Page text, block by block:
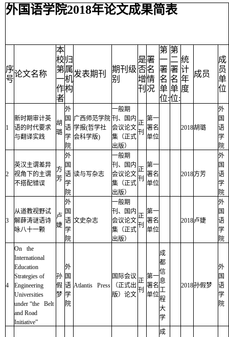
外国语学院2018年论文成果简表
序
号
论文名称
本
校
第
一
作
者
归
属
机
构
发表期刊
期刊级
别
是
否
增
刊
署
名
情
况
第
一
署
名
单
位:
第
二
署
名
单
位:
统
计
年
度
成员
成
员
单
位
1
新时期审计英
语的时代要求
与翻译实践
胡
璐
外
国
语
学
院
广西师范学院
学报(哲学社
会科学版)
一般期
刊、国内
会议论文
集（正式
出版）
正
刊
第一
署名
单位
2018胡璐
外
国
语
学
院
2
英汉主谓差异
视角下的主谓
不搭配错误
方
芳
外
国
语
学
院
读与写杂志
一般期
刊、国内
会议论文
集（正式
出版）
正
刊
第一
署名
单位
2018方芳
外
国
语
学
院
3
从道教视野试
解薛涛谜语诗
咏八十一颗
卢
婕
外
国
语
学
院
文史杂志
一般期
刊、国内
会议论文
集（正式
出版）
正
刊
第一
署名
单位
2018卢婕
外
国
语
学
院
4
On the
International
Education
Strategies of
Engineering
Universities
under “the Belt
and Road
Initiative”
孙
假
梦
外
国
语
学
院
Atlantis Press
国际会议
（正式出
版）论文
正
刊
第一
署名
单位
成
都
信
息
工
程
大
学
2018孙假梦
外
国
语
学
院
成